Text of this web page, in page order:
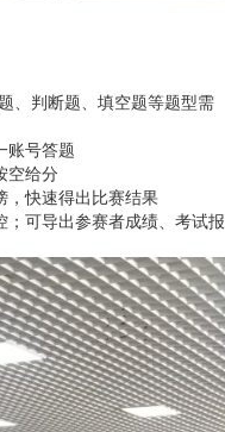
、判断题、填空题等题型需
账号答题
空给分
，快速得出比赛结果
可导出参赛者成绩、考试报